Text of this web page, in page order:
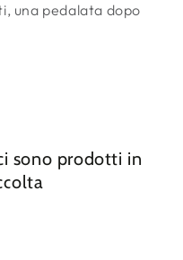
una pedalata dopo
sono prodotti in